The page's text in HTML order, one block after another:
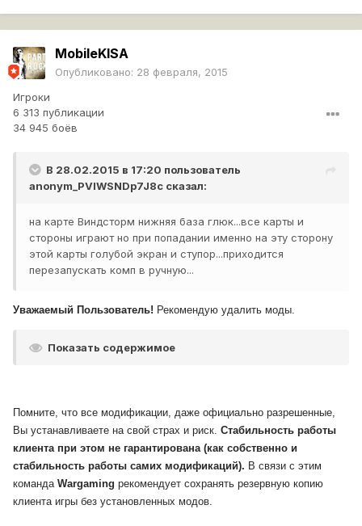
MobileKlSA
Опубликовано: 28 февраля, 2015
Игроки
6 313 публикации
34 945 боёв
В 28.02.2015 в 17:20 пользователь
anonym_PVIWSNDp7J8c сказал:
на карте Виндсторм нижняя база глюк...все карты и
стороны играют но при попадании именно на эту сторону
этой карты голубой экран и ступор...приходится
перезапускать комп в ручную...
Уважаемый Пользователь! Рекомендую удалить моды.
Показать содержимое
Помните, что все модификации, даже официально разрешенные,
Вы устанавливаете на свой страх и риск. Стабильность работы
клиента при этом не гарантирована (как собственно и
стабильность работы самих модификаций). В связи с этим
команда Wargaming рекомендует сохранять резервную копию
клиента игры без установленных модов.